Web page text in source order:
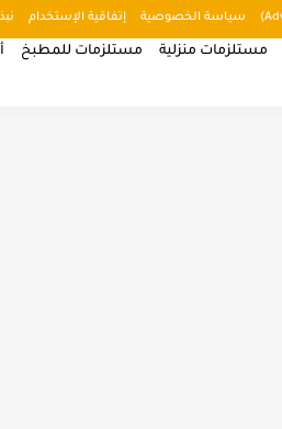
سياسة الخصوصية إتفاقية الإستخدام
مستلزمات منزلية مستلزمات للمطبخ